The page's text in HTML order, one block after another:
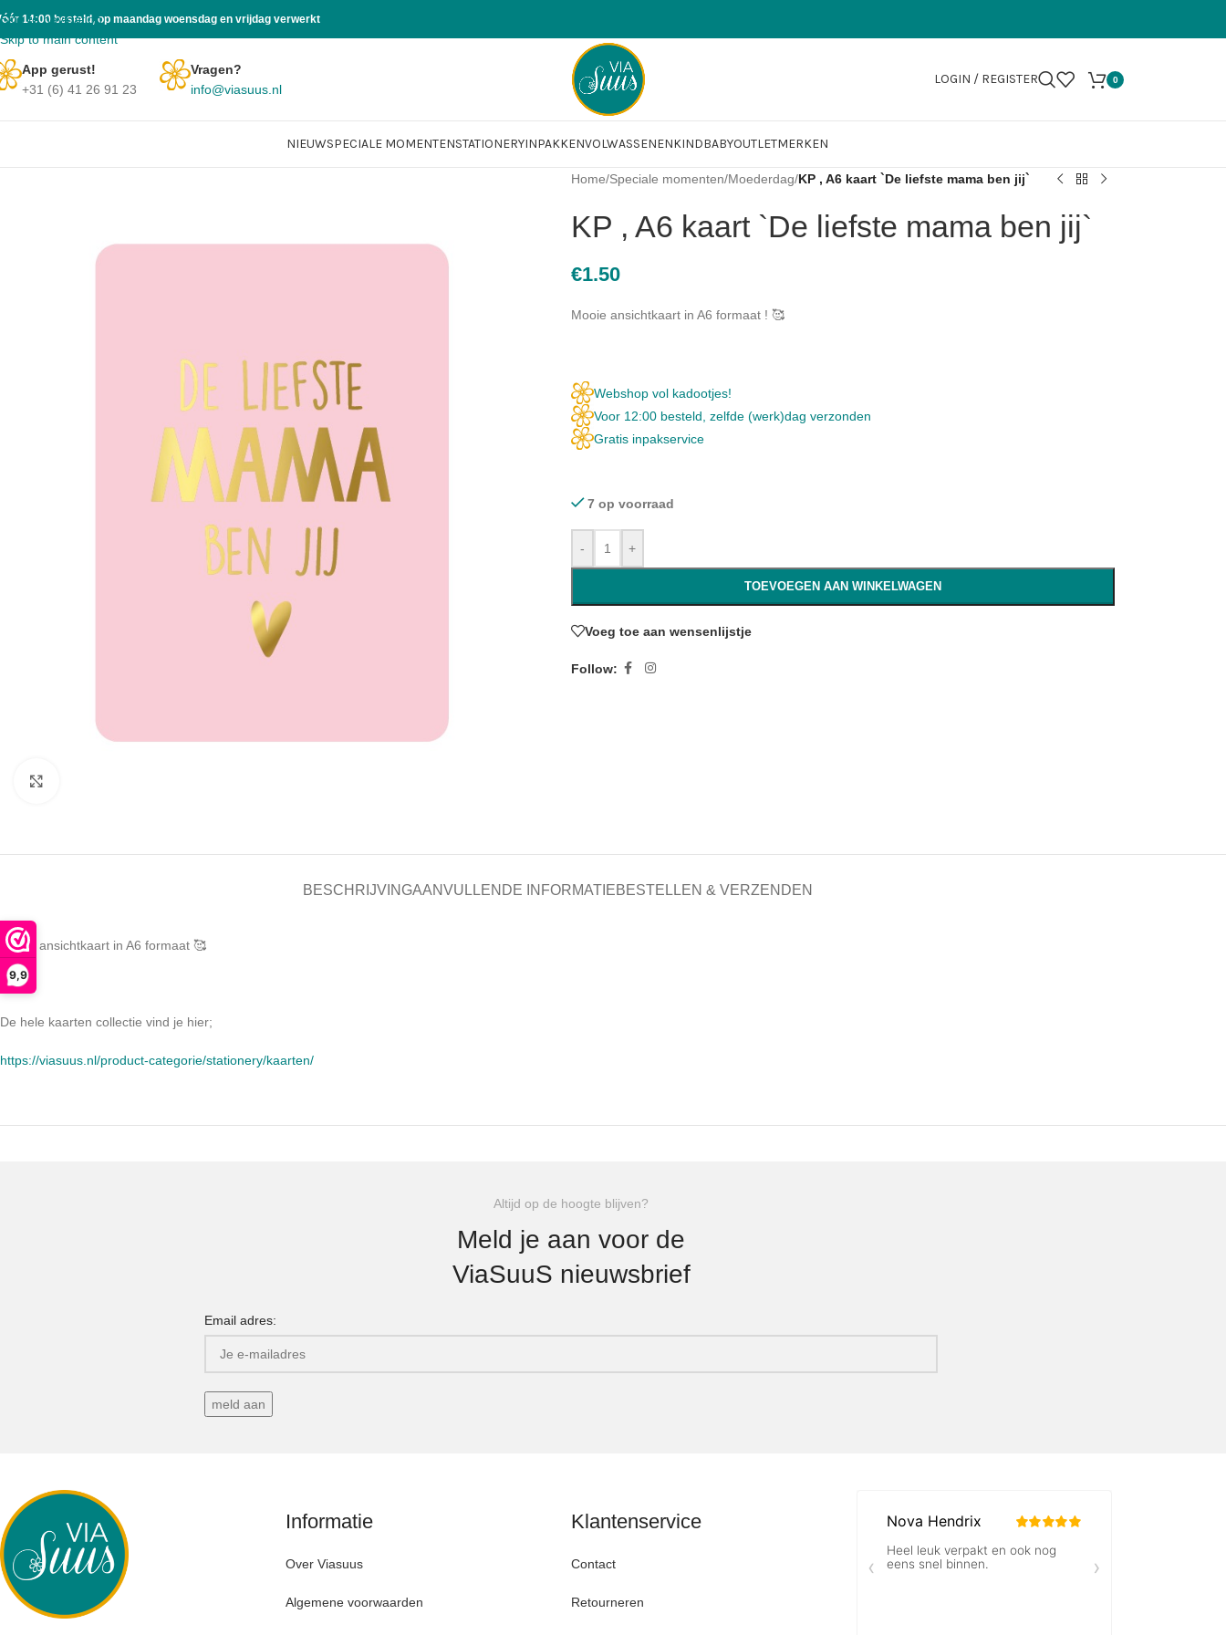
9,9
Skip to navigation
Skip to main content
14:00 besteld, op maandag woensdag en vrijdag verwerkt
App gerust!
+31 (6) 41 26 91 23
Vragen?
info@viasuus.nl
LOGIN / REGISTER 0
NIEUWSPECIALE MOMENTENSTATIONERYINPAKKENVOLWASSENENKINDBABYOUTLETMERKEN
Home/Speciale momenten/Moederdag/KP , A6 kaart `De liefste mama ben jij`
KP , A6 kaart `De liefste mama ben jij`
€1.50
Mooie ansichtkaart in A6 formaat ! 🥰
Webshop vol kadootjes!
Voor 12:00 besteld, zelfde (werk)dag verzonden
Gratis inpakservice
7 op voorraad
- +
TOEVOEGEN AAN WINKELWAGEN
Voeg toe aan wensenlijstje
Follow:
BESCHRIJVINGAANVULLENDE INFORMATIEBESTELLEN & VERZENDEN
Mooie ansichtkaart in A6 formaat 🥰
De hele kaarten collectie vind je hier;
https://viasuus.nl/product-categorie/stationery/kaarten/
Altijd op de hoogte blijven?
Meld je aan voor de
ViaSuuS nieuwsbrief
Email adres:
Informatie
Over Viasuus
Algemene voorwaarden
Klantenservice
Contact
Retourneren